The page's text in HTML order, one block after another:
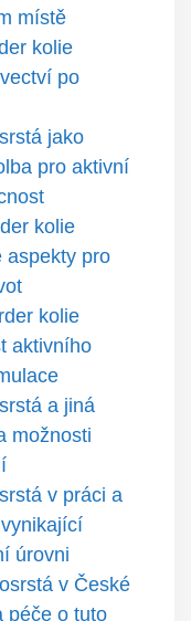
místě
kolie
po
jako
pro aktivní
kolie
aspekty pro
kolie
aktivního
a jiná
možnosti
v práci a
úrovni
v České
péče o tuto